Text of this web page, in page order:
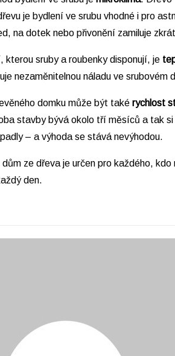
je bydlení ve srubu vhodné i pro
na dotek nebo přivonění zamiluje
kterou sruby a roubenky disponují, je
nezaměnitelnou náladu ve srubovém
domku může být také rychlost
stavby bývá okolo tří měsíců a tak
– a výhoda se stává nevýhodou.
dům ze dřeva je určen pro každého,
den.